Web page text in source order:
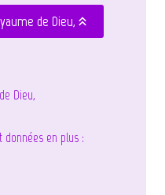
de Dieu,
Dieu,
en plus :